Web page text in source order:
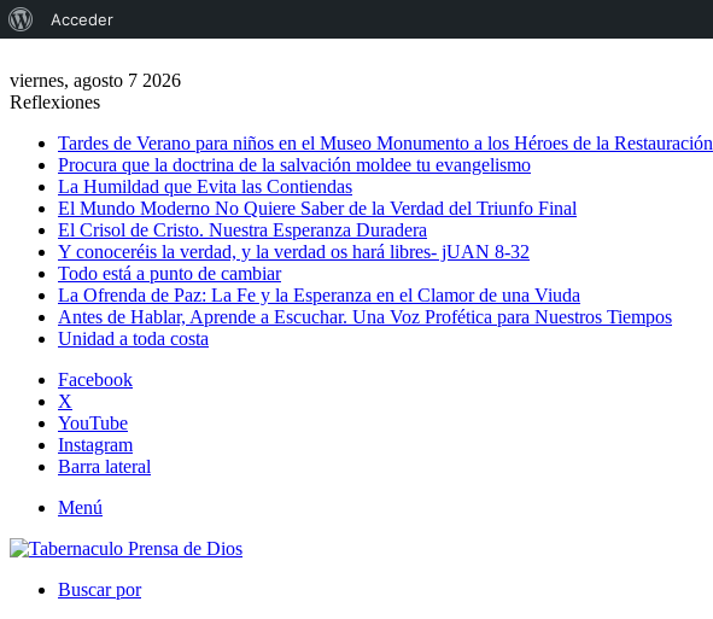
Acerca
WordPress
Acceder
viernes, agosto 7 2026
Reflexiones
Tardes de Verano para niños en el Museo Monumento a los Héroes de la Restauración
Procura que la doctrina de la salvación moldee tu evangelismo
La Humildad que Evita las Contiendas
El Mundo Moderno No Quiere Saber de la Verdad del Triunfo Final
El Crisol de Cristo. Nuestra Esperanza Duradera
Y conoceréis la verdad, y la verdad os hará libres- jUAN 8-32
Todo está a punto de cambiar
La Ofrenda de Paz: La Fe y la Esperanza en el Clamor de una Viuda
Antes de Hablar, Aprende a Escuchar. Una Voz Profética para Nuestros Tiempos
Unidad a toda costa
Facebook
X
YouTube
Instagram
Barra lateral
Menú
Buscar por